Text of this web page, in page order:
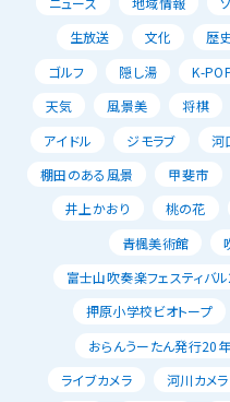
生放送
文化 歴史
ゴルフ
隠し湯 K-
天気
風景美 将棋
アイドル
ジモラブ 河
棚田のある風景
甲斐市
井上かおり
桃の花
青楓美術館
富士山吹奏楽フェスティバ
押原小学校ビオトープ
おらんうーたん発行20
ライブカメラ
河川カメラ